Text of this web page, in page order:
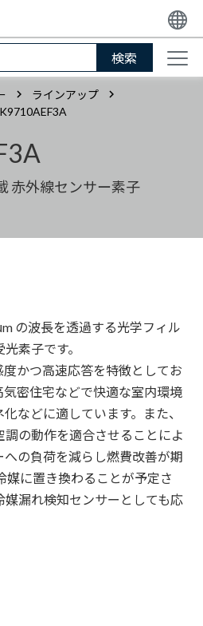
検索
ラインアップ
赤外線センサー素子
の波長を透過する光学フィル
素子です。
かつ高速応答を特徴としてお
気密住宅などで快適な室内環境
などに適しています。また、
の動作を適合させることによ
への負荷を減らし燃費改善が期
媒に置き換わることが予定さ
漏れ検知センサーとしても応